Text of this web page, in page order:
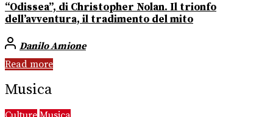
“Odissea”, di Christopher Nolan. Il trionfo
dell’avventura, il tradimento del mito
Danilo Amione
Read more
Musica